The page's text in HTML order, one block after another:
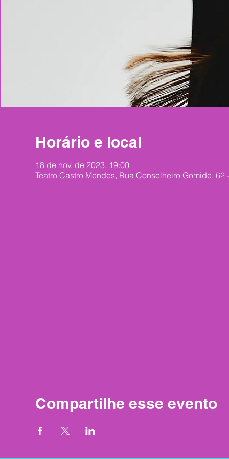
Horário e local
18 de nov. de 2023, 19:00
Teatro Castro Mendes, Rua Conselheiro Gomide,
Compartilhe esse evento